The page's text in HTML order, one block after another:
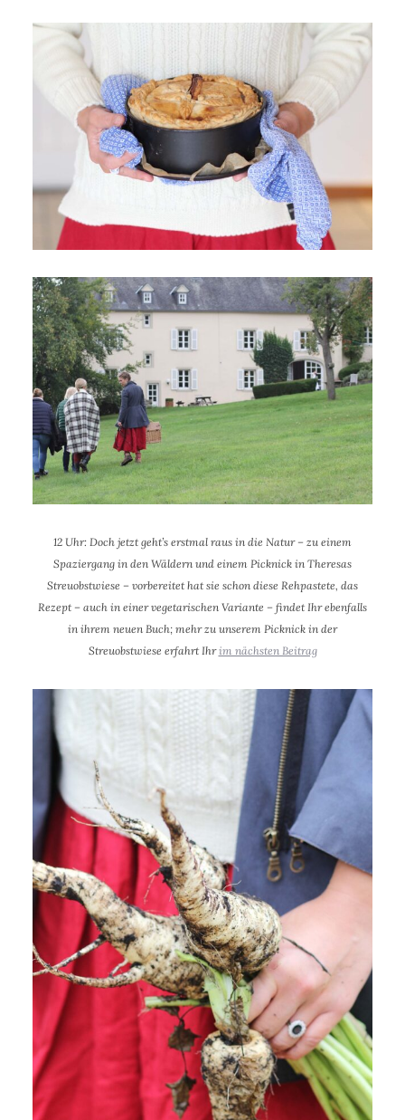
12 Uhr: Doch jetzt geht’s erstmal raus in die Natur – zu einem
Spaziergang in den Wäldern und einem Picknick in Theresas
Streuobstwiese – vorbereitet hat sie schon diese Rehpastete, das
Rezept – auch in einer vegetarischen Variante – findet Ihr ebenfalls
in ihrem neuen Buch; mehr zu unserem Picknick in der
Streuobstwiese erfahrt Ihrim nächsten Beitrag